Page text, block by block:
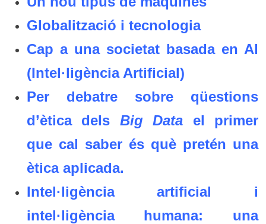
Globalització i tecnologia
Cap a una societat basada en AI
(Intel·ligència Artificial)
Per debatre sobre qüestions
d’ètica dels Big Data el primer
que cal saber és què pretén una
ètica aplicada.
Intel·ligència artificial i
intel·ligència humana: una